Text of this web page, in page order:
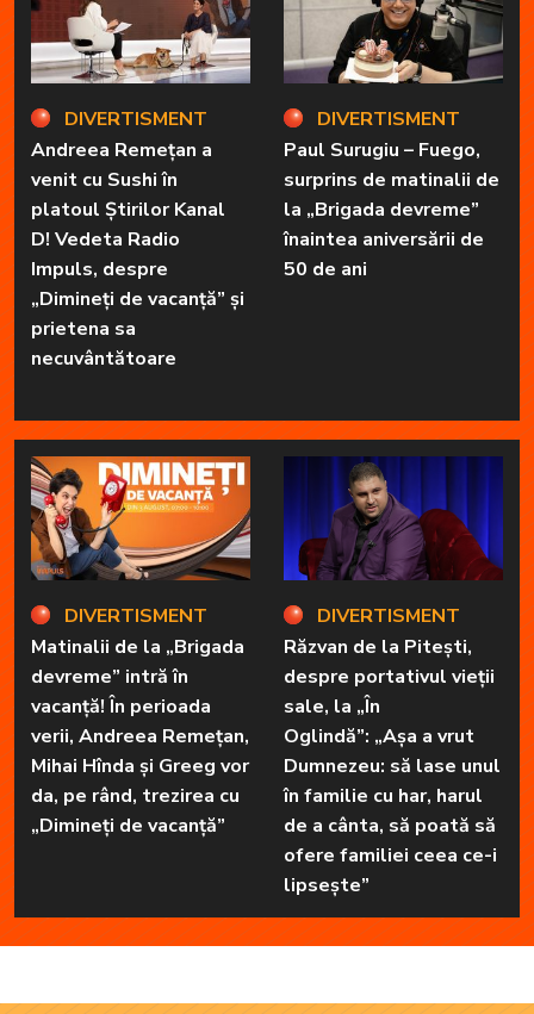
DIVERTISMENT
Andreea Remețan a
venit cu Sushi în
platoul Știrilor Kanal
D! Vedeta Radio
Impuls, despre
„Dimineți de vacanță” și
prietena sa
necuvântătoare
DIVERTISMENT
Matinalii de la „Brigada
devreme” intră în
vacanță! În perioada
verii, Andreea Remețan,
Mihai Hînda și Greeg vor
da, pe rând, trezirea cu
„Dimineți de vacanță”
DIVERTISMENT
Paul Surugiu – Fuego,
surprins de matinalii de
la „Brigada devreme”
înaintea aniversării de
50 de ani
DIVERTISMENT
Răzvan de la Pitești,
despre portativul vieții
sale, la „În
Oglindă”: „Așa a vrut
Dumnezeu: să lase unul
în familie cu har, harul
de a cânta, să poată să
ofere familiei ceea ce-i
lipsește”